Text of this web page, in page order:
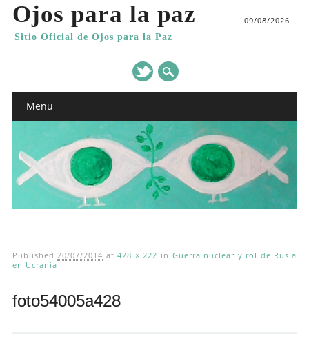
Ojos para la paz
Sitio Oficial de Ojos para la Paz
09/08/2026
Main menu
Menu
Published 20/07/2014 at428 × 222 in Guerra nuclear y rol de Rusia
en Ucrania
foto54005a428